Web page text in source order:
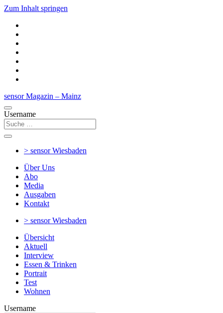
Zum Inhalt springen
sensor Magazin – Mainz
Username
> sensorWiesbaden
Über Uns
Abo
Media
Ausgaben
Kontakt
> sensorWiesbaden
Übersicht
Aktuell
Interview
Essen & Trinken
Portrait
Test
Wohnen
Username